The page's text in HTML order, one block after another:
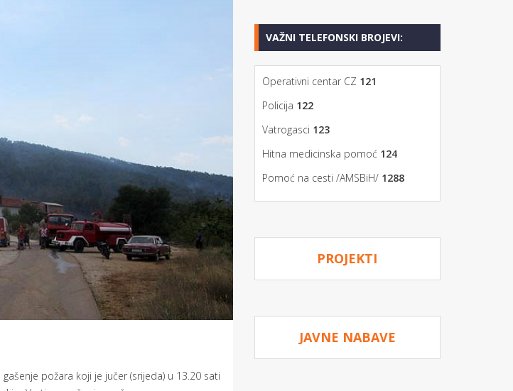
požara koji je jučer (srijeda) u 13.20 sati
VAŽNI TELEFONSKI BROJEVI:
Operativni centar CZ 121
Policija 122
Vatrogasci 123
Hitna medicinska pomoć 124
Pomoć na cesti /AMSBiH/ 1288
PROJEKTI
JAVNE NABAVE